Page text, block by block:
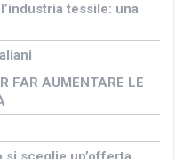
tessile: una
FAR AUMENTARE LE